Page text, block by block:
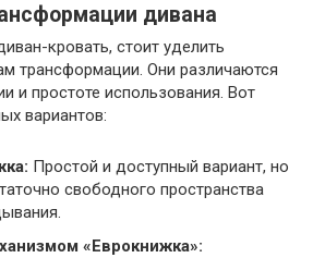
дивана
кровать, стоит уделить
трансформации. Они различаются
и простоте использования. Вот
вариантов:
Простой и доступный вариант, но
свободного пространства
«Еврокнижка»: